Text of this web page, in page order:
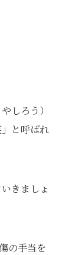
しろう）
と呼ばれ
きましょ
の手当を